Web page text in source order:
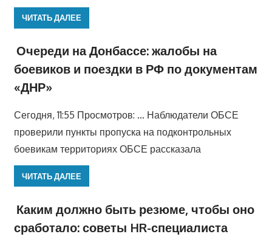
ЧИТАТЬ ДАЛЕЕ
Очереди на Донбассе: жалобы на
боевиков и поездки в РФ по документам
«ДНР»
Сегодня, 11:55 Просмотров: … Наблюдатели ОБСЕ
проверили пункты пропуска на подконтрольных
боевикам территориях ОБСЕ рассказала
ЧИТАТЬ ДАЛЕЕ
Каким должно быть резюме, чтобы оно
сработало: советы HR-специалиста